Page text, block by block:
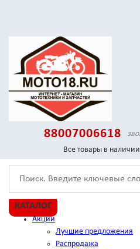
88007006618
Все товары в
КАТАЛОГ
Акции
Лучшие предложения
Распродажа